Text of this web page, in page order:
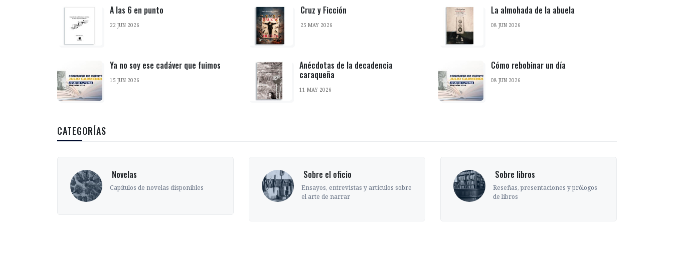
A las 6 en punto
22 JUN 2026
Ya no soy ese cadáver que fuimos
15 JUN 2026
Cruz y Ficción
25 MAY 2026
Anécdotas de la decadencia
caraqueña
11 MAY 2026
La almohada de la abuela
08 JUN 2026
Cómo rebobinar un día
08 JUN 2026
CATEGORÍAS
‎ Novelas
Capítulos de novelas disponibles
‎ Sobre el oficio
Ensayos, entrevistas y artículos sobre
el arte de narrar
‎ Sobre libros
Reseñas, presentaciones y prólogos
de libros